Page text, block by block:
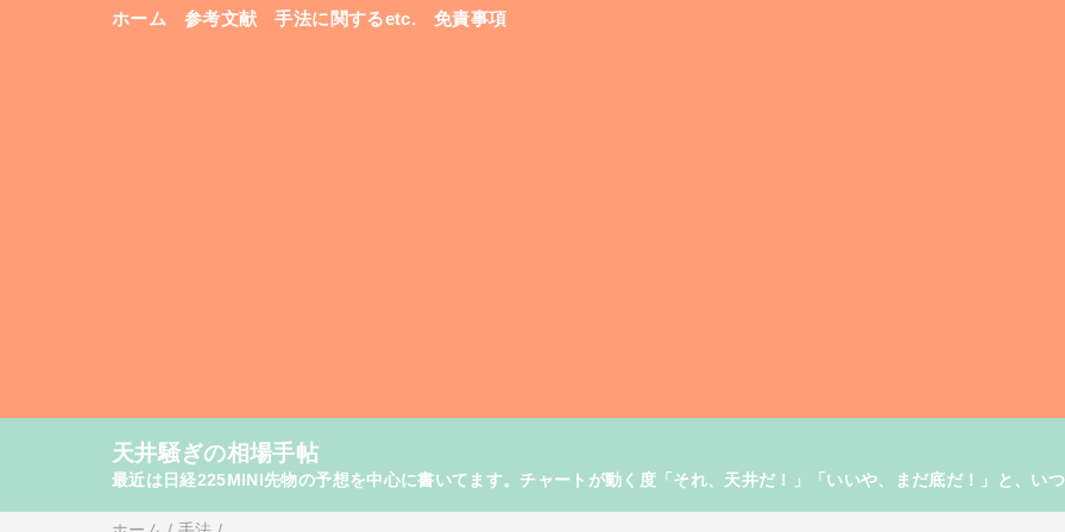
ホーム 参考文献 手法に関するetc. 免責事項
天井騒ぎの相場手帖
最近は日経225MINI先物の予想を中心に書いてます。チャートが動く度「それ、天井だ！」「いいや、まだ底だ！」と、い